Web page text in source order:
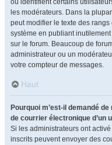
ou identifient certains
les modérateurs. Dans la
peut modifier le texte des
système en publiant
sur le forum. Beaucoup de
administrateur ou un
votre compteur de messages.
Haut
Pourquoi m’est-il demandé
de courrier électronique d’un
Si les administrateurs ont
inscrits peuvent envoyer des